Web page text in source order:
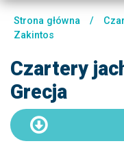
Strona główna /
Zakintos
Czartery
Grecja